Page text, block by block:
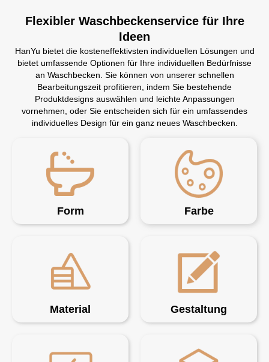
Flexibler Waschbeckenservice für Ihre
Ideen
HanYu bietet die kosteneffektivsten individuellen Lösungen und
bietet umfassende Optionen für Ihre individuellen Bedürfnisse
an Waschbecken. Sie können von unserer schnellen
Bearbeitungszeit profitieren, indem Sie bestehende
Produktdesigns auswählen und leichte Anpassungen
vornehmen, oder Sie entscheiden sich für ein umfassendes
individuelles Design für ein ganz neues Waschbecken.
Form Farbe
Material Gestaltung